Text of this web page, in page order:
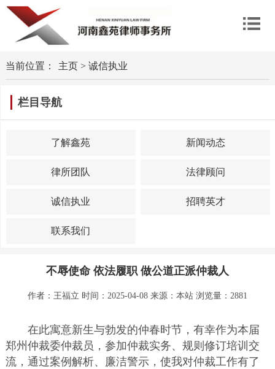
当前位置： 主页> 诚信执业
栏目导航
了解鑫苑 新闻动态
律所团队 法律顾问
诚信执业 招聘英才
联系我们
不辱使命 依法履职 做公道正派仲裁人
作者：王福立 时间：2025-04-08 来源： 本站浏览量：2881
在此寓意新生与勃发的仲春时节，有幸作为本届
郑州仲裁委仲裁员，参加仲裁实务、规则修订培训交
流，通过案例解析、廉洁警示，使我对仲裁工作有了